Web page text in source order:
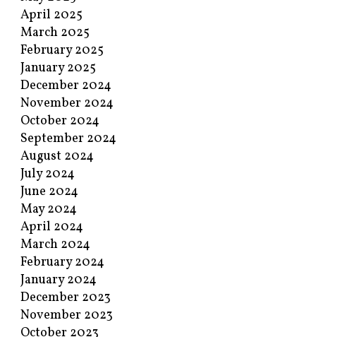
April 2025
March 2025
February 2025
January 2025
December 2024
November 2024
October 2024
September 2024
August 2024
July 2024
June 2024
May 2024
April 2024
March 2024
February 2024
January 2024
December 2023
November 2023
October 2023